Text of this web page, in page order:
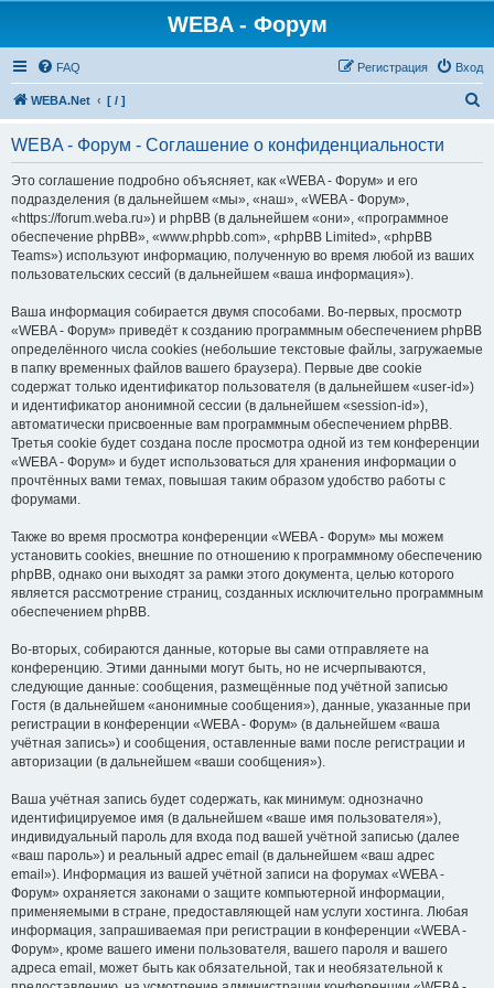
WEBA - Форум
FAQ Вход
Регистрация
WEBA.Net [ / ]
WEBA - Форум - Соглашение о конфиденциальности
Это соглашение подробно объясняет, как «WEBA - Форум» и его
подразделения (в дальнейшем «мы», «наш», «WEBA - Форум»,
«https://forum.weba.ru») и phpBB (в дальнейшем «они», «программное
обеспечение phpBB», «www.phpbb.com», «phpBB Limited», «phpBB
Teams») используют информацию, полученную во время любой из ваших
пользовательских сессий (в дальнейшем «ваша информация»).
Ваша информация собирается двумя способами. Во-первых, просмотр
«WEBA - Форум» приведёт к созданию программным обеспечением phpBB
определённого числа cookies (небольшие текстовые файлы, загружаемые
в папку временных файлов вашего браузера). Первые две cookie
содержат только идентификатор пользователя (в дальнейшем «user-id»)
и идентификатор анонимной сессии (в дальнейшем «session-id»),
автоматически присвоенные вам программным обеспечением phpBB.
Третья cookie будет создана после просмотра одной из тем конференции
«WEBA - Форум» и будет использоваться для хранения информации о
прочтённых вами темах, повышая таким образом удобство работы с
форумами.
Также во время просмотра конференции «WEBA - Форум» мы можем
установить cookies, внешние по отношению к программному обеспечению
phpBB, однако они выходят за рамки этого документа, целью которого
является рассмотрение страниц, созданных исключительно программным
обеспечением phpBB.
Во-вторых, собираются данные, которые вы сами отправляете на
конференцию. Этими данными могут быть, но не исчерпываются,
следующие данные: сообщения, размещённые под учётной записью
Гостя (в дальнейшем «анонимные сообщения»), данные, указанные при
регистрации в конференции «WEBA - Форум» (в дальнейшем «ваша
учётная запись») и сообщения, оставленные вами после регистрации и
авторизации (в дальнейшем «ваши сообщения»).
Ваша учётная запись будет содержать, как минимум: однозначно
идентифицируемое имя (в дальнейшем «ваше имя пользователя»),
индивидуальный пароль для входа под вашей учётной записью (далее
«ваш пароль») и реальный адрес email (в дальнейшем «ваш адрес
email»). Информация из вашей учётной записи на форумах «WEBA -
Форум» охраняется законами о защите компьютерной информации,
применяемыми в стране, предоставляющей нам услуги хостинга. Любая
информация, запрашиваемая при регистрации в конференции «WEBA -
Форум», кроме вашего имени пользователя, вашего пароля и вашего
адреса email, может быть как обязательной, так и необязательной к